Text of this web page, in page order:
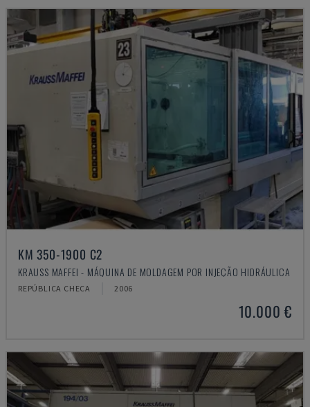
KM 350-1900 C2
KRAUSS MAFFEI - MÁQUINA DE MOLDAGEM POR INJEÇÃO HIDRÁULICA
REPÚBLICA CHECA 2006
10.000 €